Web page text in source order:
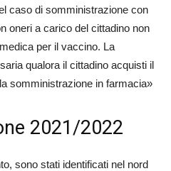
caso di somministrazione con
oneri a carico del cittadino non
per il vaccino. La
qualora il cittadino acquisti il
somministrazione in farmacia»
2021/2022
sono stati identificati nel nord